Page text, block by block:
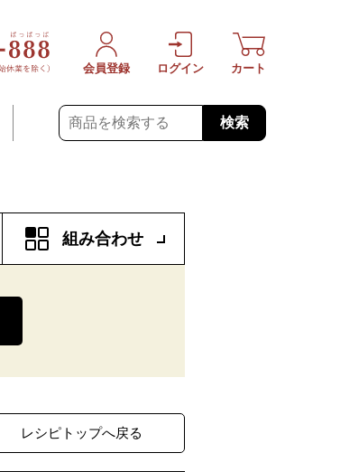
検索
会員登録 ログイン カート
組み合わせ
レシピトップへ戻る